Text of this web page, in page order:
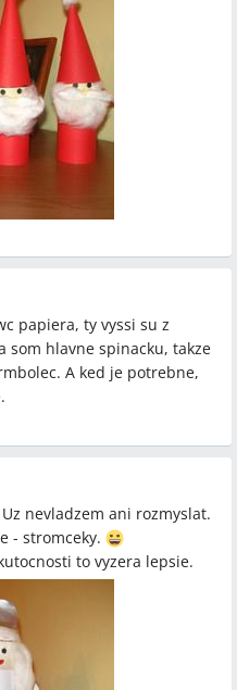
papiera, ty vyssi su z
som hlavne spinacku, takze
A ked je potrebne,
nevladzem ani rozmyslat.
- stromceky.
to vyzera lepsie.